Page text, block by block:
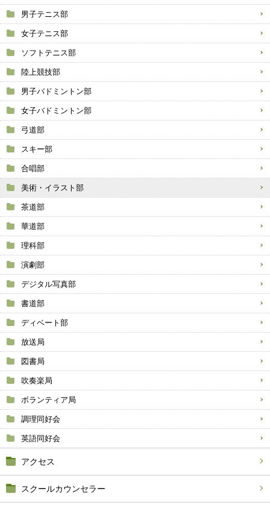
男子テニス部
女子テニス部
ソフトテニス部
陸上競技部
男子バドミントン部
女子バドミントン部
弓道部
スキー部
合唱部
美術・イラスト部
茶道部
華道部
理科部
演劇部
デジタル写真部
書道部
ディベート部
放送局
図書局
吹奏楽局
ボランティア局
調理同好会
英語同好会
アクセス
スクールカウンセラー